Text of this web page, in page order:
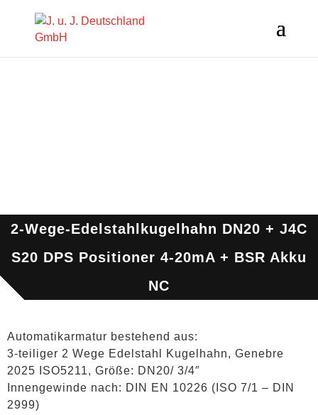
2-Wege-Edelstahlkugelhahn DN20 + J4C
S20 DPS Positioner 4-20mA + BSR Akku
NC
Automatikarmatur bestehend aus:
3-teiliger 2 Wege Edelstahl Kugelhahn, Genebre
2025 ISO5211, Größe: DN20/ 3/4″
Innengewinde nach: DIN EN 10226 (ISO 7/1 – DIN
2999)